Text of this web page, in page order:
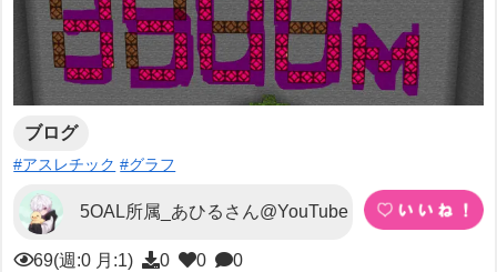
ブログ
#アスレチック #グラフ
5OAL所属_あひるさん@YouTube
69(週:0 月:1) 0 0 0